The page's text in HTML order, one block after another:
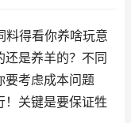
料得看你养啥玩意
还是养羊的？不同
要考虑成本问题
！关键是要保证牲